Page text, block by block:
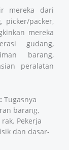
mereka dari
picker/packer,
mereka
gudang,
barang,
peralatan
Tugasnya
barang,
Pekerja
dan dasar-